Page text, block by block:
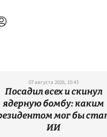
07 августа 2026, 10:43
Посадил всех и скинул
ядерную бомбу: каким
мог бы
ИИ